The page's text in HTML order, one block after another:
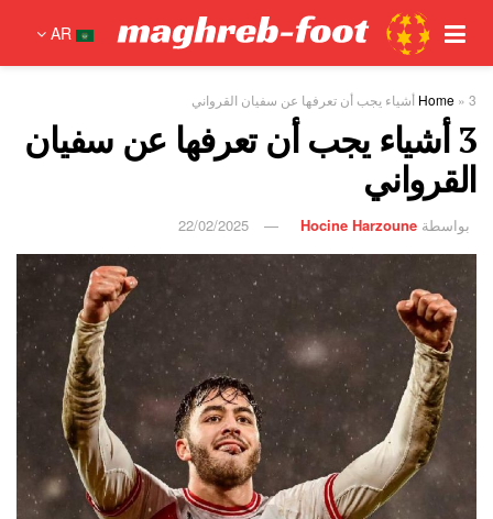
AR
Home » 3 أشياء يجب أن تعرفها عن سفيان القرواني
3 أشياء يجب أن تعرفها عن سفيان
القرواني
بواسطة Hocine Harzoune
22/02/2025